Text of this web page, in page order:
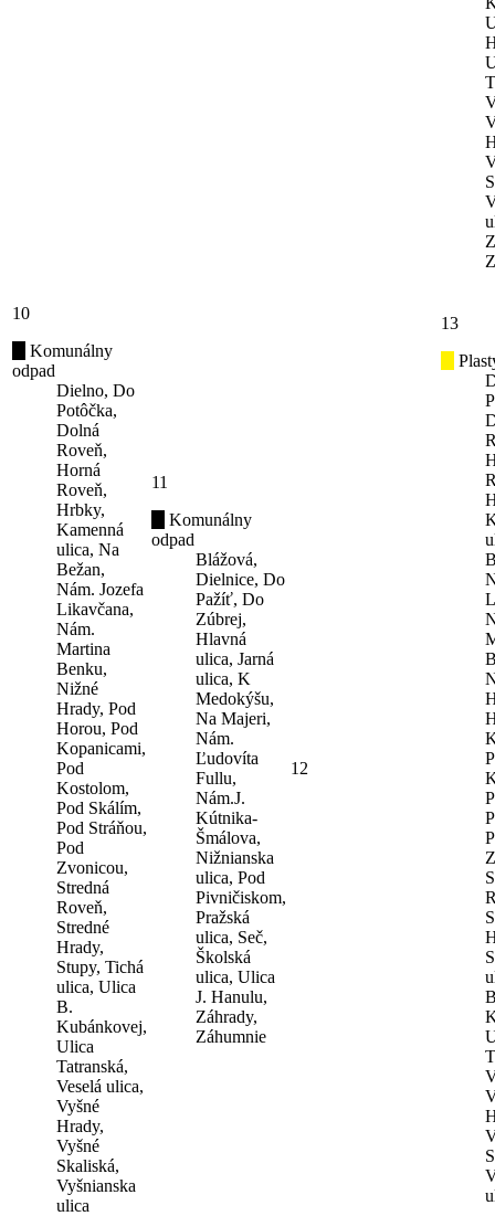
10
Komunálny
odpad
Dielno, Do
Potôčka,
Dolná
Roveň,
Horná
Roveň,
Hrbky,
Kamenná
ulica, Na
Bežan,
Nám. Jozefa
Likavčana,
Nám.
Martina
Benku,
Nižné
Hrady, Pod
Horou, Pod
Kopanicami,
Pod
Kostolom,
Pod Skálím,
Pod Stráňou,
Pod
Zvonicou,
Stredná
Roveň,
Stredné
Hrady,
Stupy, Tichá
ulica, Ulica
B.
Kubánkovej,
Ulica
Tatranská,
Veselá ulica,
Vyšné
Hrady,
Vyšné
Skaliská,
Vyšnianska
ulica
11
Komunálny
odpad
Blážová,
Dielnice, Do
Pažíť, Do
Zúbrej,
Hlavná
ulica, Jarná
ulica, K
Medokýšu,
Na Majeri,
Nám.
Ľudovíta
Fullu,
Nám.J.
Kútnika-
Šmálova,
Nižnianska
ulica, Pod
Pivničiskom,
Pražská
ulica, Seč,
Školská
ulica, Ulica
J. Hanulu,
Záhrady,
Záhumnie
12
13